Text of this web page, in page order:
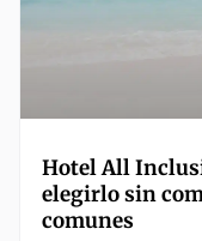
Hotel All
elegirlo sin
comunes